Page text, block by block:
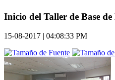
Inicio del Taller de Base de
15-08-2017 | 04:08:33 PM